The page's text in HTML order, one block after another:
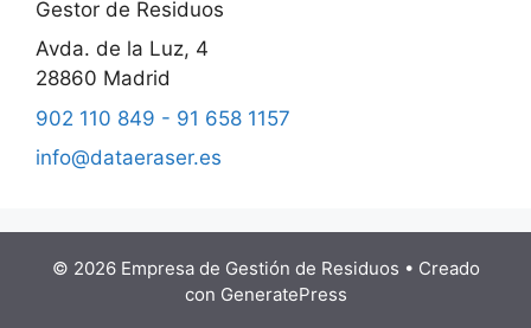
Gestor de Residuos
Avda. de la Luz, 4
28860 Madrid
902 110 849 - 91 658 1157
info@dataeraser.es
© 2026 Empresa de Gestión de Residuos • Creado
con GeneratePress